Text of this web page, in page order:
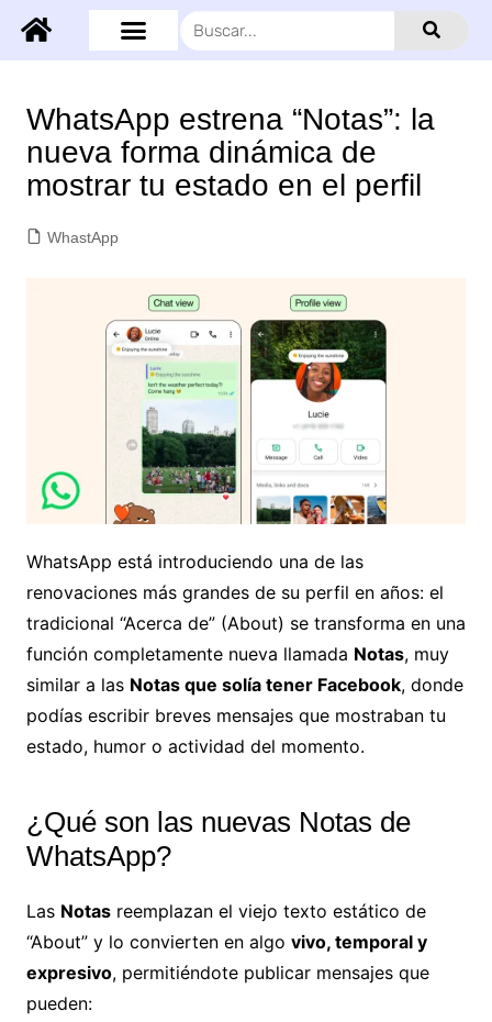
WhatsApp estrena “Notas”: la
nueva forma dinámica de
mostrar tu estado en el perfil
WhastApp
WhatsApp está introduciendo una de las
renovaciones más grandes de su perfil en años: el
tradicional “Acerca de” (About) se transforma en una
función completamente nueva llamada Notas, muy
similar a las Notas que solía tener Facebook, donde
podías escribir breves mensajes que mostraban tu
estado, humor o actividad del momento.
¿Qué son las nuevas Notas de
WhatsApp?
Las Notasreemplazan el viejo texto estático de
“About” y lo convierten en algo vivo, temporal y
expresivo, permitiéndote publicar mensajes que
pueden: